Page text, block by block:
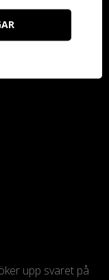
upp svaret på